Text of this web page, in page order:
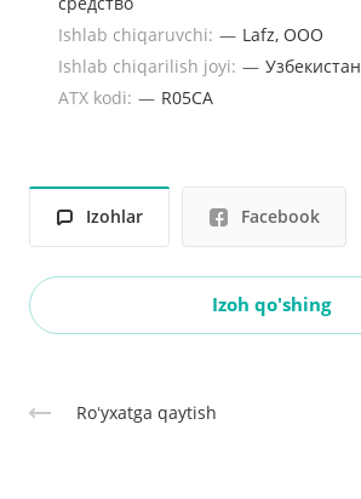
Ishlab chiqaruvchi: — Lafz, ООО
Ishlab chiqarilish joyi: — Узбекистан
ATX kodi: — R05CA
Izohlar Facebook
Izoh qo'shing
Roʻyxatga qaytish